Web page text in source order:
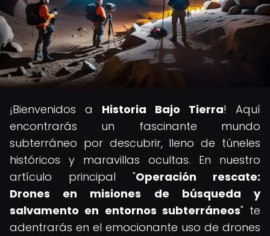
¡Bienvenidos a Historia Bajo Tierra! Aquí
encontrarás un fascinante mundo
subterráneo por descubrir, lleno de túneles
históricos y maravillas ocultas. En nuestro
artículo principal "Operación rescate:
Drones en misiones de búsqueda y
salvamento en entornos subterráneos" te
adentrarás en el emocionante uso de drones